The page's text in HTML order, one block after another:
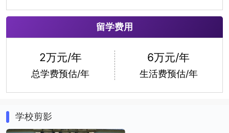
留学费用
2万元/年
总学费预估/年
6万元/年
生活费预估/年
学校剪影